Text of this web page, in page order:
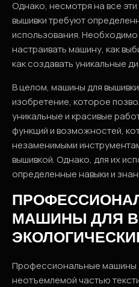
Однако, несмотря на все
вышивки требуют
использования. Необходимо
настраивать машину, как
как создавать уникальные
В целом, машины для
изобретение, которое
уникальные и красивые
функций и возможностей,
незаменимыми
вышивкой. Однако, для их
определенные навыки и
МАШИНЫ ДЛЯ
Профессиональные машины
неотъемлемой частью